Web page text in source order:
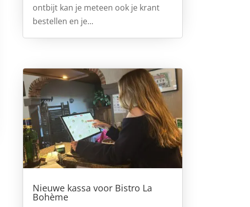
ontbijt kan je meteen ook je krant
bestellen en je...
Nieuwe kassa voor Bistro La
Bohème